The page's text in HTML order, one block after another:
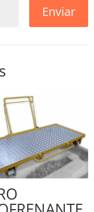
Enviar